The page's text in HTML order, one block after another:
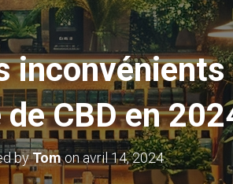
inconvénients
CBD en
byTomonavril 14, 2024